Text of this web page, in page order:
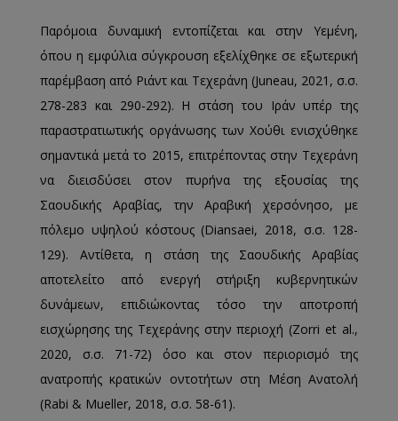
Παρόμοια δυναμική εντοπίζεται και στην Υεμένη,
όπου η εμφύλια σύγκρουση εξελίχθηκε σε εξωτερική
παρέμβαση από Ριάντ και Τεχεράνη (Juneau, 2021, σ.σ.
278-283 και 290-292). Η στάση του Ιράν υπέρ της
παραστρατιωτικής οργάνωσης των Χούθι ενισχύθηκε
σημαντικά μετά το 2015, επιτρέποντας στην Τεχεράνη
να διεισδύσει στον πυρήνα της εξουσίας της
Σαουδικής Αραβίας, την Αραβική χερσόνησο, με
πόλεμο υψηλού κόστους (Diansaei, 2018, σ.σ. 128-
129). Αντίθετα, η στάση της Σαουδικής Αραβίας
αποτελείτο από ενεργή στήριξη κυβερνητικών
δυνάμεων, επιδιώκοντας τόσο την αποτροπή
εισχώρησης της Τεχεράνης στην περιοχή (Zorri et al.,
2020, σ.σ. 71-72) όσο και στον περιορισμό της
ανατροπής κρατικών οντοτήτων στη Μέση Ανατολή
(Rabi & Mueller, 2018, σ.σ. 58-61).